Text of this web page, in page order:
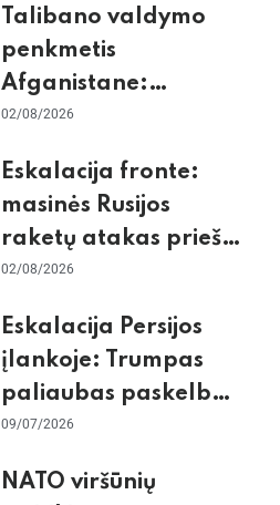
Antarktidos
paradokso
Talibano valdymo
penkmetis
Afganistane:
Briuselio vizito
skurdas ir karinis
konfliktas su
Pakistanu
02/08/2026
Eskalacija fronte:
masinės Rusijos
raketų atakas prieš
Kijevą, dronų smūgiai
žiemos krizės grėsmė
02/08/2026
Eskalacija Persijos
įlankoje: Trumpas
paliaubas paskelbė
baigtomis, JAV
taikinių Irane
09/07/2026
NATO viršūnių